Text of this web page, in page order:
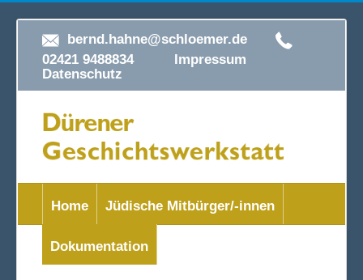
bernd.hahne@schloemer.de
02421 9488834 Impressum
Datenschutz
Home Jüdische Mitbürger/-innen
Dokumentation